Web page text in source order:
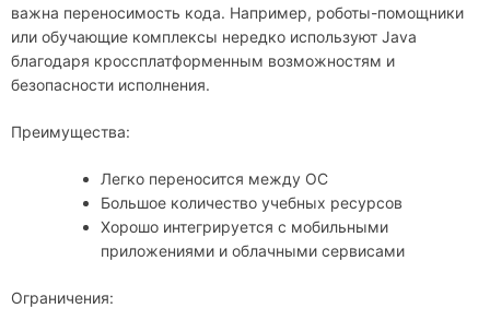
важна переносимость кода. Например, роботы-помощники
или обучающие комплексы нередко используют Java
благодаря кроссплатформенным возможностям и
безопасности исполнения.
Преимущества:
Легко переносится между ОС
Большое количество учебных ресурсов
Хорошо интегрируется с мобильными
приложениями и облачными сервисами
Ограничения: